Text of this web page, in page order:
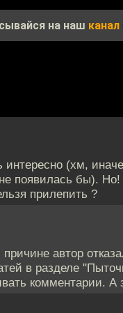
на наш
интересно (хм,
появилась бы).
прилепить ?
автор
в разделе
комментарии. А